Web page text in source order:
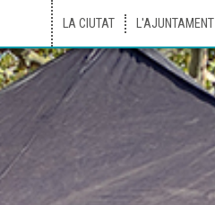
LA CIUTAT L'AJUNTAMENT